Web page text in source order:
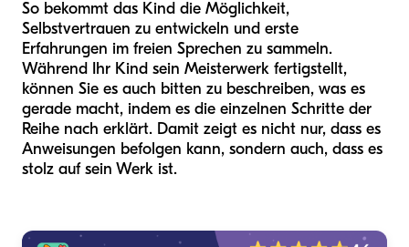
So bekommt das Kind die Möglichkeit,
Selbstvertrauen zu entwickeln und erste
Erfahrungen im freien Sprechen zu sammeln.
Während Ihr Kind sein Meisterwerk fertigstellt,
können Sie es auch bitten zu beschreiben, was es
gerade macht, indem es die einzelnen Schritte der
Reihe nach erklärt. Damit zeigt es nicht nur, dass es
Anweisungen befolgen kann, sondern auch, dass es
stolz auf sein Werk ist.